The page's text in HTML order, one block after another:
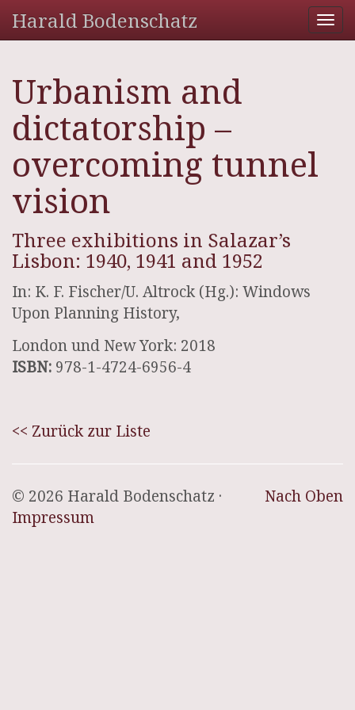
Harald Bodenschatz
Urbanism and
dictatorship –
overcoming tunnel
vision
Three exhibitions in Salazar’s
Lisbon: 1940, 1941 and 1952
In: K. F. Fischer/U. Altrock (Hg.): Windows
Upon Planning History,
London und New York: 2018
ISBN: 978-1-4724-6956-4
<< Zurück zur Liste
Nach Oben
© 2026 Harald Bodenschatz ·
Impressum